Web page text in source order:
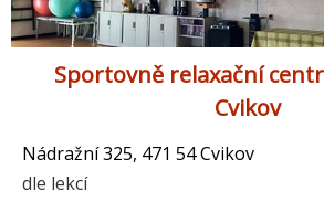
Sportovně relaxační
Cvikov
Nádražní 325, 471 54 Cvikov
dle lekcí